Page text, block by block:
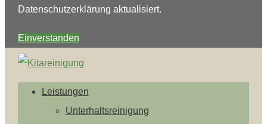
Datenschutzerklärung aktualisiert.
Einverstanden
Leistungen
Unterhaltsreinigung